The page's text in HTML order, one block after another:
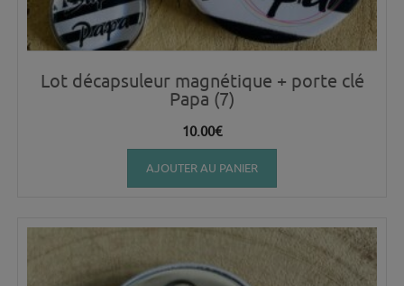
Lot décapsuleur magnétique + porte clé
Papa (7)
10.00€
AJOUTER AU PANIER